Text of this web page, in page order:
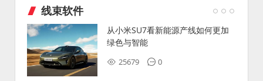
线束软件
从小米SU7看新能源产线如何更加
绿色与智能
25679 0